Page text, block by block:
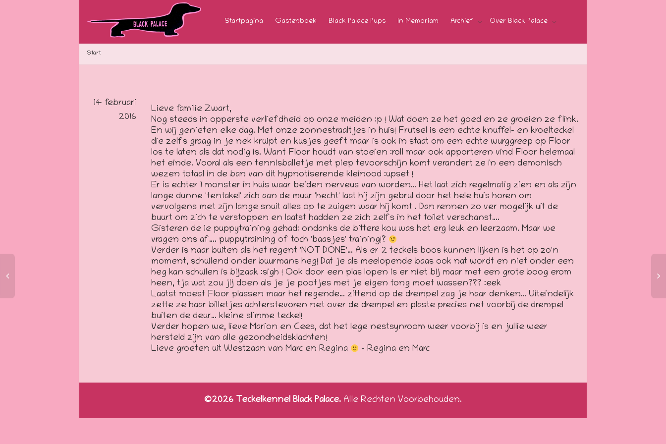
Startpagina Gastenboek Black Palace Pups In Memoriam Archief Over Black Palace
Start
14 februari
2016
Lieve familie Zwart,
Nog steeds in opperste verliefdheid op onze meiden :p ! Wat doen ze het goed en ze groeien ze flink.
En wij genieten elke dag. Met onze zonnestraaltjes in huis! Frutsel is een echte knuffel- en kroelteckel
die zelfs graag in je nek kruipt en kusjes geeft maar is ook in staat om een echte wurggreep op Floor
los te laten als dat nodig is. Want Floor houdt van stoeien :roll maar ook apporteren vind Floor helemaal
het einde. Vooral als een tennisballetje met piep tevoorschijn komt verandert ze in een demonisch
wezen totaal in de ban van dit hypnotiserende kleinood :upset !
Er is echter 1 monster in huis waar beiden nerveus van worden… Het laat zich regelmatig zien en als zijn
lange dunne 'tentakel' zich aan de muur 'hecht' laat hij zijn gebrul door het hele huis horen om
vervolgens met zijn lange snuit alles op te zuigen waar hij komt . Dan rennen zo ver mogelijk uit de
buurt om zich te verstoppen en laatst hadden ze zich zelfs in het toilet verschanst….
Gisteren de 1e puppytraining gehad: ondanks de bittere kou was het erg leuk en leerzaam. Maar we
vragen ons af…. puppytraining of toch 'baasjes' training!?
Verder is naar buiten als het regent 'NOT DONE'… Als er 2 teckels boos kunnen lijken is het op zo'n
moment, schuilend onder buurmans heg! Dat je als meelopende baas ook nat wordt en niet onder een
heg kan schuilen is bijzaak :sigh ! Ook door een plas lopen is er niet bij maar met een grote boog erom
heen, tja wat zou jij doen als je je pootjes met je eigen tong moet wassen??? :eek
Laatst moest Floor plassen maar het regende… zittend op de drempel zag je haar denken… Uiteindelijk
zette ze haar billetjes achterstevoren net over de drempel en plaste precies net voorbij de drempel
buiten de deur… kleine slimme teckel!
Verder hopen we, lieve Marion en Cees, dat het lege nestsynroom weer voorbij is en jullie weer
hersteld zijn van alle gezondheidsklachten!
Lieve groeten uit Westzaan van Marc en Regina
– Regina en Marc
©2026 Teckelkennel Black Palace. Alle Rechten Voorbehouden.